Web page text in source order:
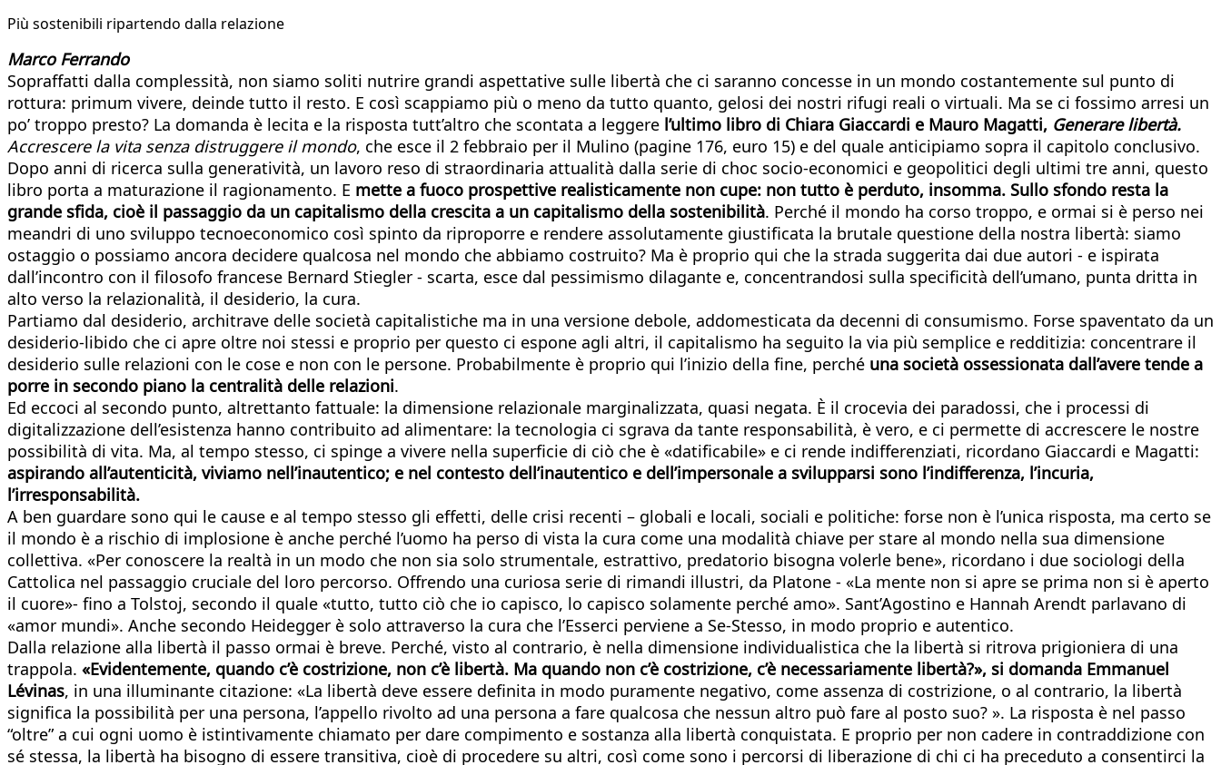
Più sostenibili ripartendo dalla relazione
Marco Ferrando
Sopraffatti dalla complessità, non siamo soliti nutrire grandi aspettative sulle libertà che ci saranno concesse in un mondo costantemente sul punto di
rottura: primum vivere, deinde tutto il resto. E così scappiamo più o meno da tutto quanto, gelosi dei nostri rifugi reali o virtuali. Ma se ci fossimo arresi un
po’ troppo presto? La domanda è lecita e la risposta tutt’altro che scontata a leggere l’ultimo libro di Chiara Giaccardi e Mauro Magatti, Generare libertà.
Accrescere la vita senza distruggere il mondo, che esce il 2 febbraio per il Mulino (pagine 176, euro 15) e del quale anticipiamo sopra il capitolo conclusivo.
Dopo anni di ricerca sulla generatività, un lavoro reso di straordinaria attualità dalla serie di choc socio-economici e geopolitici degli ultimi tre anni, questo
libro porta a maturazione il ragionamento. E mette a fuoco prospettive realisticamente non cupe: non tutto è perduto, insomma. Sullo sfondo resta la
grande sfida, cioè il passaggio da un capitalismo della crescita a un capitalismo della sostenibilità. Perché il mondo ha corso troppo, e ormai si è perso nei
meandri di uno sviluppo tecnoeconomico così spinto da riproporre e rendere assolutamente giustificata la brutale questione della nostra libertà: siamo
ostaggio o possiamo ancora decidere qualcosa nel mondo che abbiamo costruito? Ma è proprio qui che la strada suggerita dai due autori - e ispirata
dall’incontro con il filosofo francese Bernard Stiegler - scarta, esce dal pessimismo dilagante e, concentrandosi sulla specificità dell’umano, punta dritta in
alto verso la relazionalità, il desiderio, la cura.
Partiamo dal desiderio, architrave delle società capitalistiche ma in una versione debole, addomesticata da decenni di consumismo. Forse spaventato da un
desiderio-libido che ci apre oltre noi stessi e proprio per questo ci espone agli altri, il capitalismo ha seguito la via più semplice e redditizia: concentrare il
desiderio sulle relazioni con le cose e non con le persone. Probabilmente è proprio qui l’inizio della fine, perché una società ossessionata dall’avere tende a
porre in secondo piano la centralità delle relazioni.
Ed eccoci al secondo punto, altrettanto fattuale: la dimensione relazionale marginalizzata, quasi negata. È il crocevia dei paradossi, che i processi di
digitalizzazione dell’esistenza hanno contribuito ad alimentare: la tecnologia ci sgrava da tante responsabilità, è vero, e ci permette di accrescere le nostre
possibilità di vita. Ma, al tempo stesso, ci spinge a vivere nella superficie di ciò che è «datificabile» e ci rende indifferenziati, ricordano Giaccardi e Magatti:
aspirando all’autenticità, viviamo nell’inautentico; e nel contesto dell’inautentico e dell’impersonale a svilupparsi sono l’indifferenza, l’incuria,
l’irresponsabilità.
A ben guardare sono qui le cause e al tempo stesso gli effetti, delle crisi recenti – globali e locali, sociali e politiche: forse non è l’unica risposta, ma certo se
il mondo è a rischio di implosione è anche perché l’uomo ha perso di vista la cura come una modalità chiave per stare al mondo nella sua dimensione
collettiva. «Per conoscere la realtà in un modo che non sia solo strumentale, estrattivo, predatorio bisogna volerle bene», ricordano i due sociologi della
Cattolica nel passaggio cruciale del loro percorso. Offrendo una curiosa serie di rimandi illustri, da Platone - «La mente non si apre se prima non si è aperto
il cuore»- fino a Tolstoj, secondo il quale «tutto, tutto ciò che io capisco, lo capisco solamente perché amo». Sant’Agostino e Hannah Arendt parlavano di
«amor mundi». Anche secondo Heidegger è solo attraverso la cura che l’Esserci perviene a Se-Stesso, in modo proprio e autentico.
Dalla relazione alla libertà il passo ormai è breve. Perché, visto al contrario, è nella dimensione individualistica che la libertà si ritrova prigioniera di una
trappola. «Evidentemente, quando c’è costrizione, non c’è libertà. Ma quando non c’è costrizione, c’è necessariamente libertà?», si domanda Emmanuel
Lévinas, in una illuminante citazione: «La libertà deve essere definita in modo puramente negativo, come assenza di costrizione, o al contrario, la libertà
significa la possibilità per una persona, l’appello rivolto ad una persona a fare qualcosa che nessun altro può fare al posto suo? ». La risposta è nel passo
“oltre” a cui ogni uomo è istintivamente chiamato per dare compimento e sostanza alla libertà conquistata. E proprio per non cadere in contraddizione con
sé stessa, la libertà ha bisogno di essere transitiva, cioè di procedere su altri, così come sono i percorsi di liberazione di chi ci ha preceduto a consentirci la